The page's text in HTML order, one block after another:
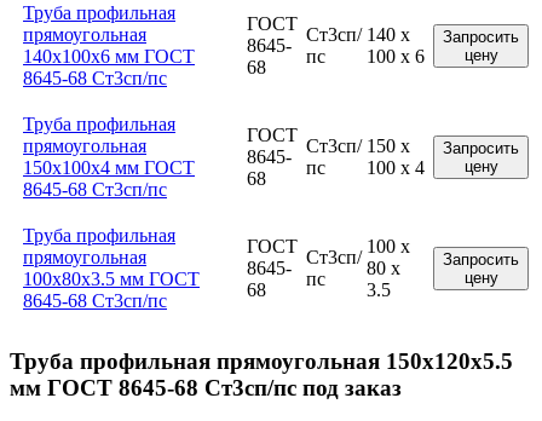
Труба профильная
прямоугольная
140x100x6 мм ГОСТ
8645-68 Ст3сп/пс
ГОСТ
8645-
68
Ст3сп/
пс
140 x
100 x 6
Запросить
цену
Труба профильная
прямоугольная
150x100x4 мм ГОСТ
8645-68 Ст3сп/пс
ГОСТ
8645-
68
Ст3сп/
пс
150 x
100 x 4
Запросить
цену
Труба профильная
прямоугольная
100x80x3.5 мм ГОСТ
8645-68 Ст3сп/пс
ГОСТ
8645-
68
Ст3сп/
пс
100 x
80 x
3.5
Запросить
цену
Труба профильная прямоугольная 150x120x5.5
мм ГОСТ 8645-68 Ст3сп/пс под заказ